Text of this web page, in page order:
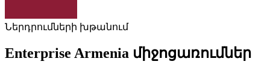
Ներդրումների խթանում
Enterprise Armenia միջոցառումներ